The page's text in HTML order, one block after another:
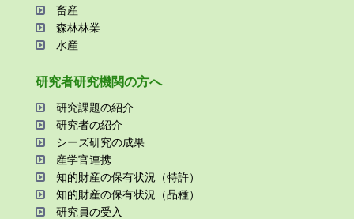
畜産
森林林業
⽔産
研究者研究機関の⽅へ
研究課題の紹介
研究者の紹介
シーズ研究の成果
産学官連携
知的財産の保有状況（特許）
知的財産の保有状況（品種）
研究員の受⼊